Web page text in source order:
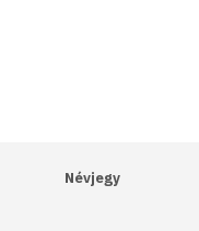
Névjegy